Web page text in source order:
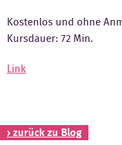
Kostenlos und ohne
Kursdauer: 72 Min.
Link
› zurück zu Blog